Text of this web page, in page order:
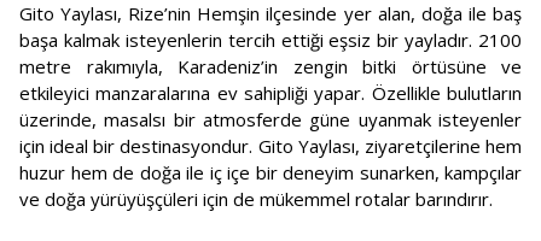
Gito Yaylası, Rize’nin Hemşin ilçesinde yer alan, doğa ile baş
başa kalmak isteyenlerin tercih ettiği eşsiz bir yayladır. 2100
metre rakımıyla, Karadeniz’in zengin bitki örtüsüne ve
etkileyici manzaralarına ev sahipliği yapar. Özellikle bulutların
üzerinde, masalsı bir atmosferde güne uyanmak isteyenler
için ideal bir destinasyondur. Gito Yaylası, ziyaretçilerine hem
huzur hem de doğa ile iç içe bir deneyim sunarken, kampçılar
ve doğa yürüyüşçüleri için de mükemmel rotalar barındırır.